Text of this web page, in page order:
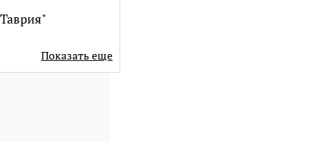
Показать еще